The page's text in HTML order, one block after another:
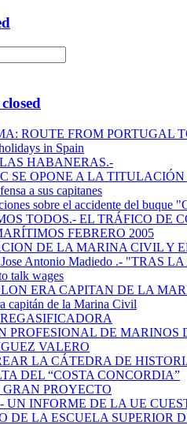
ROUTE FROM PORTUGAL
in Spain
HABANERAS.-
SE OPONE A LA
a sus capitanes
sobre el accidente del buque
TODOS.- EL TRÁFICO DE
FEBRERO 2005
DE LA MARINA CIVIL Y
Antonio Madiedo .- "TRAS
talk wages
ERA CAPITAN DE LA
capitán de la Marina Civil
PROFESIONAL DE
VALERO
LA CÁTEDRA DE
DEL “COSTA CONCORDIA”
PROYECTO
UN INFORME DE LA UE
DE LA ESCUELA SUPERIOR